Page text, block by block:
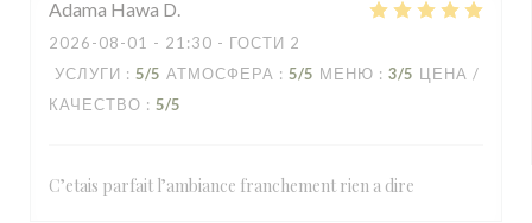
Adama Hawa D
2026-08-01 - 21:30 - ГОСТИ 2
УСЛУГИ : 5/5 АТМОСФЕРА : 5/5 МЕНЮ : 3/5 ЦЕНА /
КАЧЕСТВО : 5/5
C’etais parfait l’ambiance franchement rien a dire